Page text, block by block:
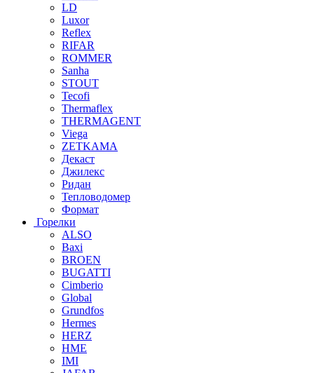
LD
Luxor
Reflex
RIFAR
ROMMER
Sanha
STOUT
Tecofi
Thermaflex
THERMAGENT
Viega
ZETKAMA
Декаст
Джилекс
Ридан
Тепловодомер
Формат
Горелки
ALSO
Baxi
BROEN
BUGATTI
Cimberio
Global
Grundfos
Hermes
HERZ
HME
IMI